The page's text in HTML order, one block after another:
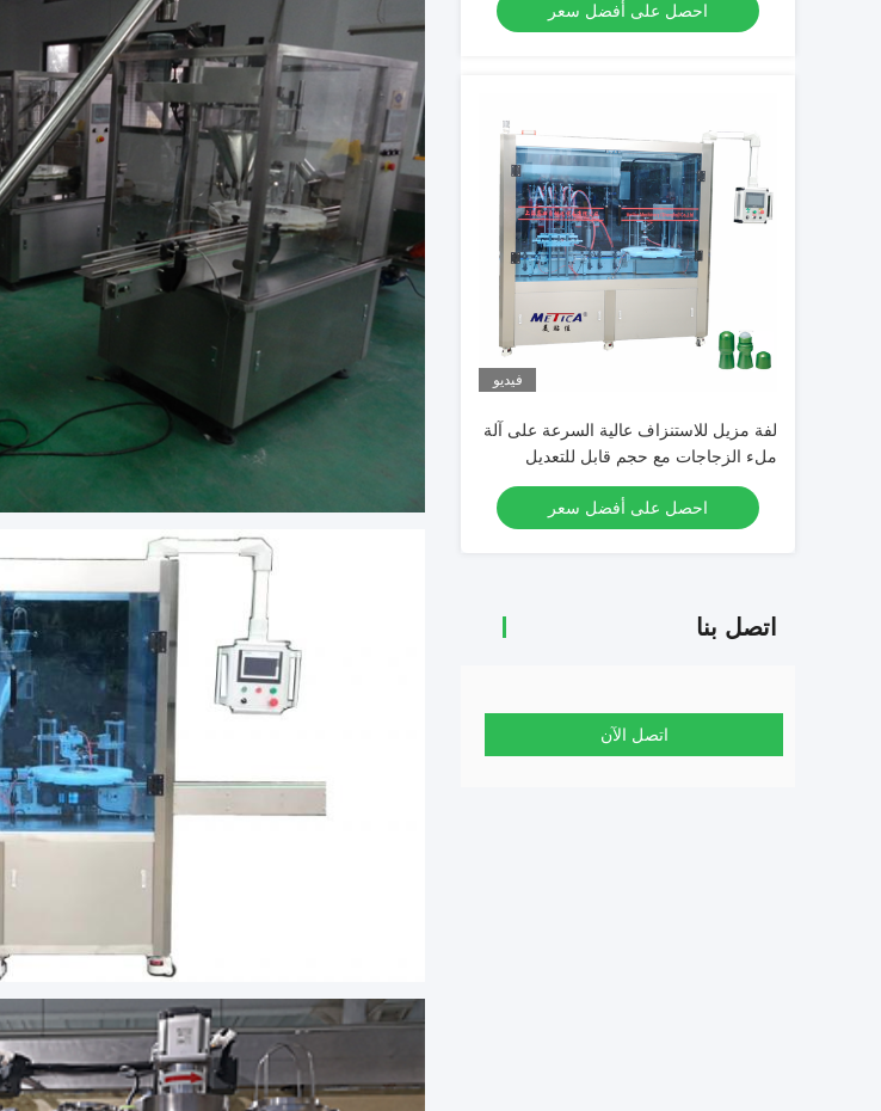
احصل على أفضل سعر
فيديو
لفة مزيل للاستنزاف عالية السرعة على آلة
ملء الزجاجات مع حجم قابل للتعديل
لمعدات ملء الزجاجات السائلة
احصل على أفضل سعر
اتصل بنا
اتصل الآن